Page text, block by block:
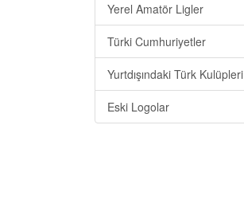
Yerel Amatör Ligler
Türki Cumhuriyetler
Yurtdışındaki Türk Kulüpleri
Eski Logolar